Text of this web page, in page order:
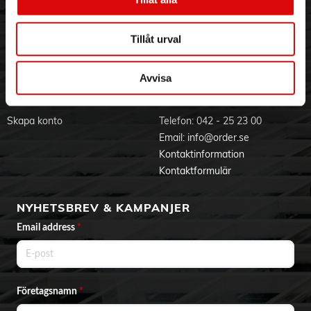
Tillåt urval
Avvisa
Visselblåsning
Varumärken
Godsefterlysning & Felleverans
Om cookies
BLI KUND
Skapa konto
KONTAKTA OSS
Telefon: 042 - 25 23 00
Email: info@order.se
Kontaktinformation
Kontaktformulär
NYHETSBREV & KAMPANJER
Email address *
Företagsnamn*